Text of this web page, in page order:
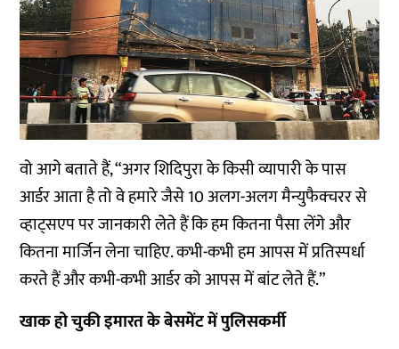
वो आगे बताते हैं, “अगर शिदिपुरा के किसी व्यापारी के पास
आर्डर आता है तो वे हमारे जैसे 10 अलग-अलग मैन्युफैक्चरर से
व्हाट्सएप पर जानकारी लेते हैं कि हम कितना पैसा लेंगे और
कितना मार्जिन लेना चाहिए. कभी-कभी हम आपस में प्रतिस्पर्धा
करते हैं और कभी-कभी आर्डर को आपस में बांट लेते हैं.”
खाक हो चुकी इमारत के बेसमेंट में पुलिसकर्मी